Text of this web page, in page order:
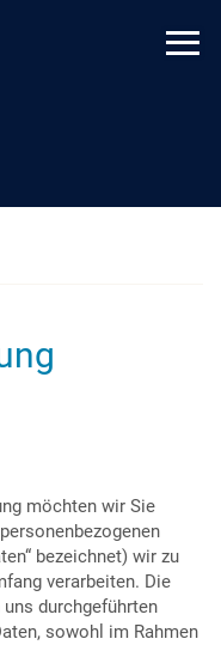
möchten wir Sie
bezeichnet) wir zu
verarbeiten. Die
durchgeführten
sowohl im Rahmen